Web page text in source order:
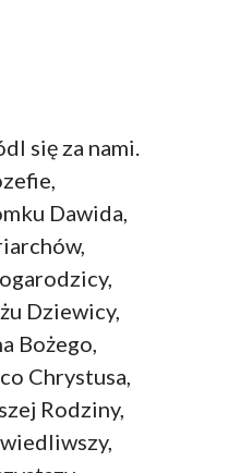
się za nami.
Dawida,
Dziewicy,
Bożego,
Chrystusa,
Rodziny,